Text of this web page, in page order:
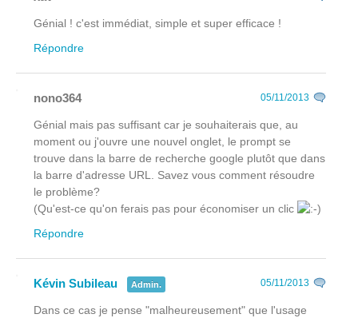
Génial ! c'est immédiat, simple et super efficace !
Répondre
nono364 05/11/2013
Génial mais pas suffisant car je souhaiterais que, au
moment ou j'ouvre une nouvel onglet, le prompt se
trouve dans la barre de recherche google plutôt que dans
la barre d'adresse URL. Savez vous comment résoudre
le problème?
(Qu'est-ce qu'on ferais pas pour économiser un clic
Répondre
Kévin Subileau Admin. 05/11/2013
Dans ce cas je pense "malheureusement" que l'usage